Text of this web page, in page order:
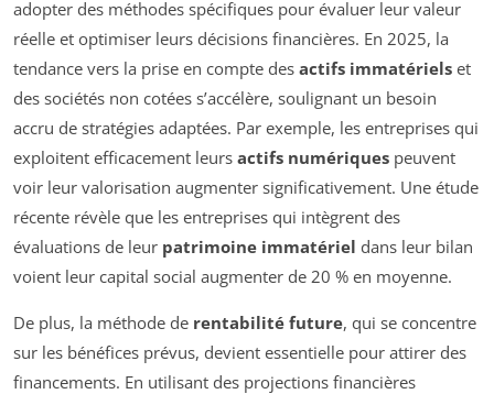
adopter des méthodes spécifiques pour évaluer leur valeur
réelle et optimiser leurs décisions financières. En 2025, la
tendance vers la prise en compte des actifs immatériels et
des sociétés non cotées s’accélère, soulignant un besoin
accru de stratégies adaptées. Par exemple, les entreprises qui
exploitent efficacement leurs actifs numériques peuvent
voir leur valorisation augmenter significativement. Une étude
récente révèle que les entreprises qui intègrent des
évaluations de leur patrimoine immatériel dans leur bilan
voient leur capital social augmenter de 20 % en moyenne.
De plus, la méthode de rentabilité future, qui se concentre
sur les bénéfices prévus, devient essentielle pour attirer des
financements. En utilisant des projections financières